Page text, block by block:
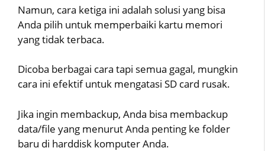
Namun, cara ketiga ini adalah solusi yang bisa
Anda pilih untuk memperbaiki kartu memori
yang tidak terbaca.
Dicoba berbagai cara tapi semua gagal, mungkin
cara ini efektif untuk mengatasi SD card rusak.
Jika ingin membackup, Anda bisa membackup
data/file yang menurut Anda penting ke folder
baru di harddisk komputer Anda.